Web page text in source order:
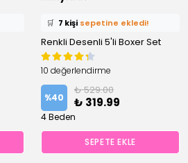
Bu ürünü
🛒 7 kişi sepetine ekledi!
✅ Bugün4 adetsatıldı
Renkli Desenli 5'li Boxer Set
10 değerlendirme
%40
₺ 529.00
₺ 319.99
4 Beden
SEPETE EKLE